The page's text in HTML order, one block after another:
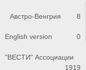
Австро-Венгрия 8
English version 0
"ВЕСТИ" Ассоциации
1919